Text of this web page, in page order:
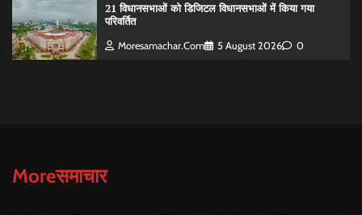
21 विधानसभाओं को डिजिटल विधानसभाओं में किया गया
परिवर्तित
Moresamachar.com 5 August 2026 0
Moreसमाचार